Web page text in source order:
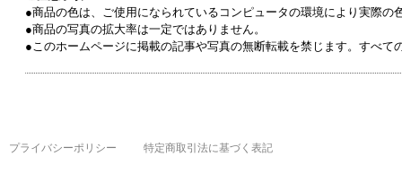
●商品の色は、ご使用になられているコンピュータの環境により実際の
●商品の写真の拡大率は一定ではありません。
●このホームページに掲載の記事や写真の無断転載を禁じます。すべ
プライバシーポリシー 特定商取引法に基づく表記